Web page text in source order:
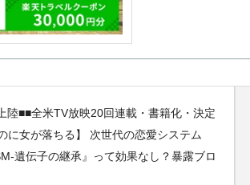
陸■■全米TV放映20回連載・書籍化・決定
に女が落ちる】 次世代の恋愛システム
遺伝子の継承』って効果なし？暴露ブロ